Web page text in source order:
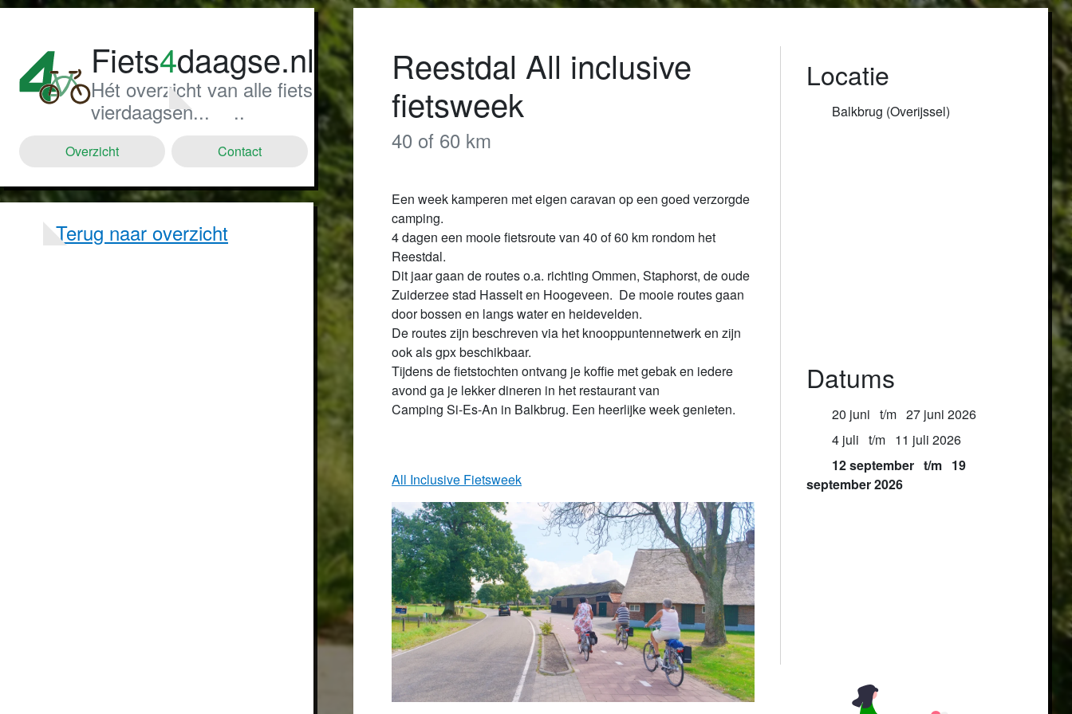
Fiets4daagse.nl
Hét overzicht van alle fiets
vierdaagsen...
..
Overzicht Contact
Reestdal All inclusive
fietsweek
40 of 60 km
Een week kamperen met eigen caravan op een goed verzorgde
camping.
4 dagen een mooie fietsroute van 40 of 60 km rondom het
Reestdal.
Dit jaar gaan de routes o.a. richting Ommen, Staphorst, de oude
Zuiderzee stad Hasselt en Hoogeveen.  De mooie routes gaan
door bossen en langs water en heidevelden.
De routes zijn beschreven via het knooppuntennetwerk en zijn
ook als gpx beschikbaar.
Tijdens de fietstochten ontvang je koffie met gebak en iedere
avond ga je lekker dineren in het restaurant van
Camping Si-Es-An in Balkbrug. Een heerlijke week genieten.
All Inclusive Fietsweek
Locatie
Balkbrug (Overijssel)
Datums
20 juni t/m 27 juni 2026
4 juli t/m 11 juli 2026
12 september t/m 19
september 2026
Terug naar overzicht